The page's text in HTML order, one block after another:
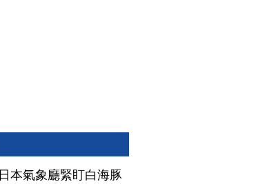
日本氣象廳緊盯白海豚